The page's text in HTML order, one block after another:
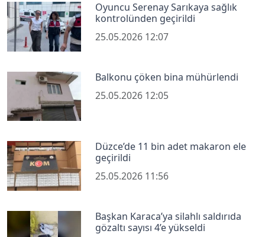
Oyuncu Serenay Sarıkaya sağlık
kontrolünden geçirildi
25.05.2026 12:07
Balkonu çöken bina mühürlendi
25.05.2026 12:05
Düzce’de 11 bin adet makaron ele
geçirildi
25.05.2026 11:56
Başkan Karaca’ya silahlı saldırıda
gözaltı sayısı 4’e yükseldi